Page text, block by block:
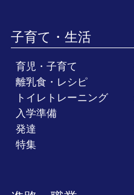
子育て・生活
育児・子育て
離乳食・レシピ
トイレトレーニング
入学準備
発達
特集